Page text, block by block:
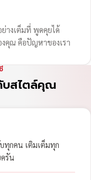
างเต็มที่ พูดคุยได้
คุณ คือปัญหาของเรา
บสไตล์คุณ
กคน เติมเต็มทุก
รัน